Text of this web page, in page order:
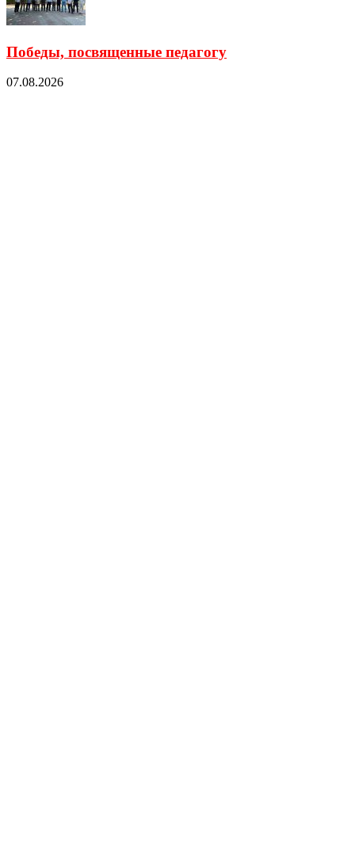
Победы, посвященные педагогу
07.08.2026